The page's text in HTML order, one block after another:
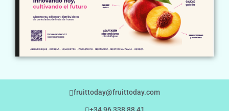
fruittoday@fruittoday.com